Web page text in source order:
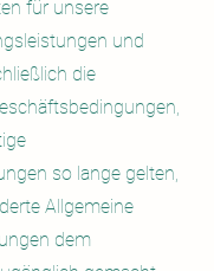
für unsere
und
die
so lange gelten,
Allgemeine
en dem